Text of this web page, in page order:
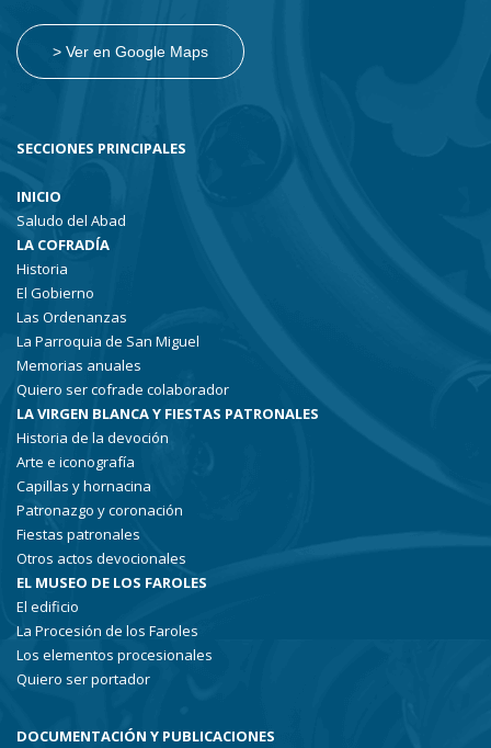
> Ver en Google Maps
SECCIONES PRINCIPALES
INICIO
Saludo del Abad
LA COFRADÍA
Historia
El Gobierno
Las Ordenanzas
La Parroquia de San Miguel
Memorias anuales
Quiero ser cofrade colaborador
LA VIRGEN BLANCA Y FIESTAS PATRONALES
Historia de la devoción
Arte e iconografía
Capillas y hornacina
Patronazgo y coronación
Fiestas patronales
Otros actos devocionales
EL MUSEO DE LOS FAROLES
El edificio
La Procesión de los Faroles
Los elementos procesionales
Quiero ser portador
DOCUMENTACIÓN Y PUBLICACIONES